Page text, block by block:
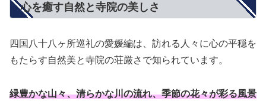
心を癒す自然と寺院の美しさ
四国八十八ヶ所巡礼の愛媛編は、訪れる人々に心の平穏を
もたらす自然美と寺院の荘厳さで知られています。
緑豊かな山々、清らかな川の流れ、季節の花々が彩る風景